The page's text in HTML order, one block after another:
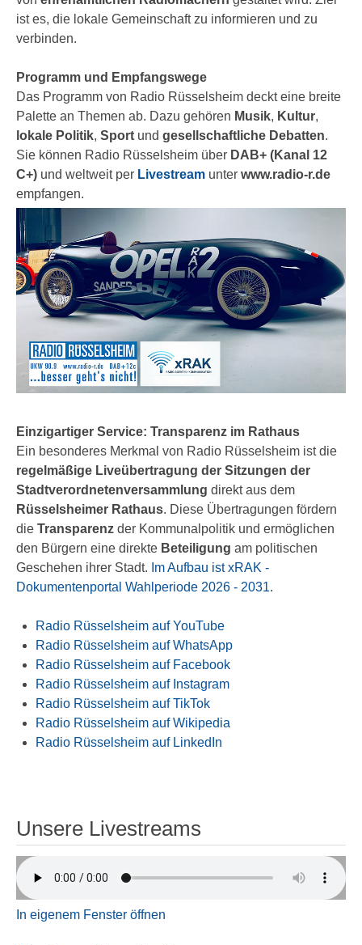
ist es, die lokale Gemeinschaft zu informieren und zu
verbinden.
Programm und Empfangswege
Das Programm von Radio Rüsselsheim deckt eine breite
Palette an Themen ab. Dazu gehören Musik, Kultur,
lokale Politik, Sport und gesellschaftliche Debatten.
Sie können Radio Rüsselsheim über DAB+ (Kanal 12
C+) und weltweit per Livestream unter www.radio-r.de
empfangen.
Einzigartiger Service: Transparenz im Rathaus
Ein besonderes Merkmal von Radio Rüsselsheim ist die
regelmäßige Liveübertragung der Sitzungen der
Stadtverordnetenversammlung direkt aus dem
Rüsselsheimer Rathaus. Diese Übertragungen fördern
die Transparenz der Kommunalpolitik und ermöglichen
den Bürgern eine direkte Beteiligung am politischen
Geschehen ihrer Stadt. Im Aufbau ist xRAK -
Dokumentenportal Wahlperiode 2026 - 2031.
Radio Rüsselsheim auf YouTube
Radio Rüsselsheim auf WhatsApp
Radio Rüsselsheim auf Facebook
Radio Rüsselsheim auf Instagram
Radio Rüsselsheim auf TikTok
Radio Rüsselsheim auf Wikipedia
Radio Rüsselsheim auf LinkedIn
Unsere Livestreams
In eigenem Fenster öffnen